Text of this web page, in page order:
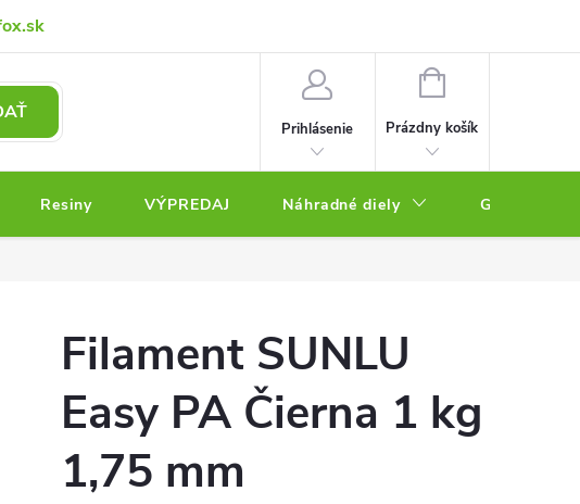
Prihlásenie
NÁKUPNÝ
Prázdny košík
Resiny VÝPREDAJ Náhradné diely
Filament SUNLU
Easy PA Čierna 1 kg
1,75 mm